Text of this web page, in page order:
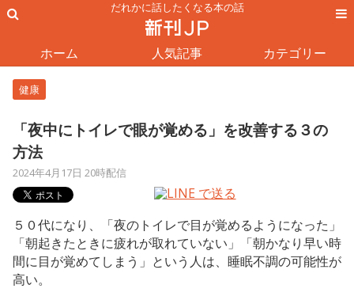
だれかに話したくなる本の話
ホーム 人気記事 カテゴリー
健康
「夜中にトイレで眼が覚める」を改善する３の
方法
2024年4月17日 20時配信
５０代になり、「夜のトイレで目が覚めるようになった」
「朝起きたときに疲れが取れていない」「朝かなり早い時
間に目が覚めてしまう」という人は、睡眠不調の可能性が
高い。